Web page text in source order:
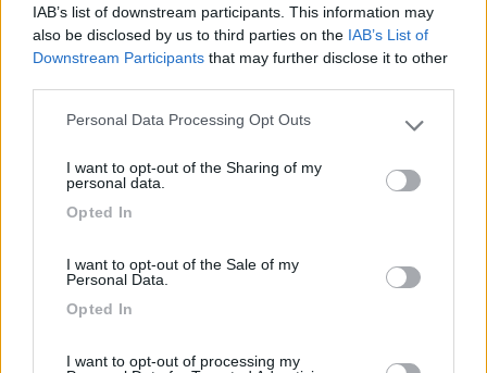
IAB’s list of downstream participants. This information may
also be disclosed by us to third parties on the IAB’s List of
Downstream Participants that may further disclose it to other
Please note that this website/app uses one or more Google
not limited to your visit or usage behaviour. You may click to
use your data for below specified purposes in below Google
Personal Data Processing Opt Outs
I want to opt-out of the Sharing of my
personal data.
Opted In
I want to opt-out of the Sale of my
Personal Data.
Opted In
I want to opt-out of processing my
Laika1973